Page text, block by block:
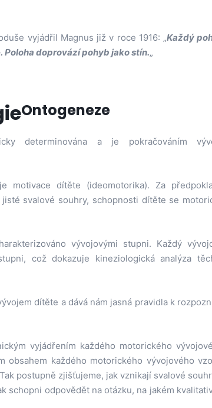
vyjádřil Magnus již v roce 1916: „Každý
doprovází pohyb jako stín.„
Ontogeneze
determinována a je pokračováním
motivace dítěte (ideomotorika). Za
svalové souhry, schopnosti dítěte se
vývojovými stupni. Každý
což dokazuje kineziologická analýza
dítěte a dává nám jasná pravidla k
vyjádřením každého motorického
obsahem každého motorického vývojového
postupně zjišťujeme, jak vznikají svalové
schopni odpovědět na otázku, na jakém